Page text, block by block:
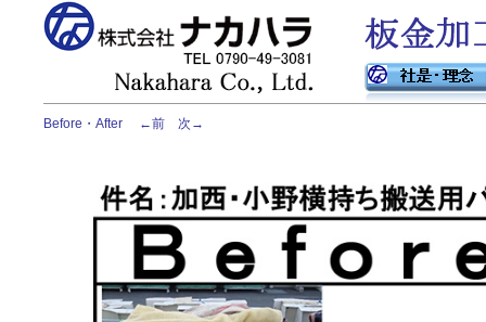
Before・After ←前 次→